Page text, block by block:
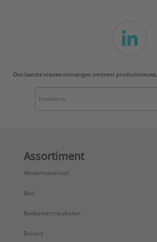
Ons laatste nieuws ontvangen omtrent productnieuws,
Assortiment
Afvoermateriaal
Bad
Badkamermeubelen
Boilers